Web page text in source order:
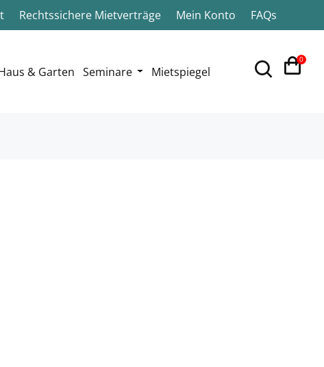
Rechtssichere Mietverträge Mein Konto FAQs
& Garten Seminare Mietspiegel
0